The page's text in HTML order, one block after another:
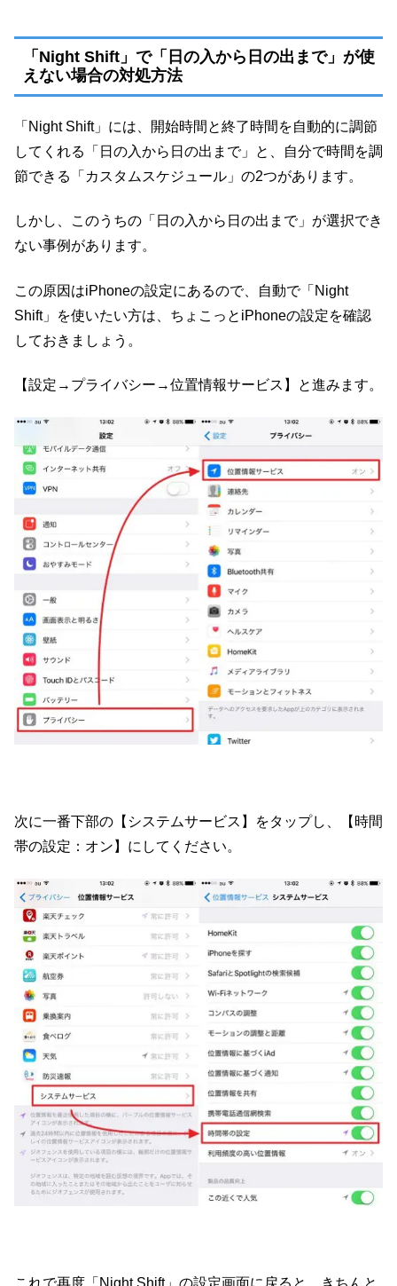
「Night Shift」で「日の入から日の出まで」が使
えない場合の対処方法
「Night Shift」には、開始時間と終了時間を自動的に調節
してくれる「日の入から日の出まで」と、自分で時間を調
節できる「カスタムスケジュール」の2つがあります。
しかし、このうちの「日の入から日の出まで」が選択でき
ない事例があります。
この原因はiPhoneの設定にあるので、自動で「Night
Shift」を使いたい方は、ちょこっとiPhoneの設定を確認
しておきましょう。
【設定→プライバシー→位置情報サービス】と進みます。
次に一番下部の【システムサービス】をタップし、【時間
帯の設定：オン】にしてください。
これで再度「Night Shift」の設定画面に戻ると、きちんと